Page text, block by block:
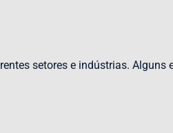
setores e indústrias. Alguns